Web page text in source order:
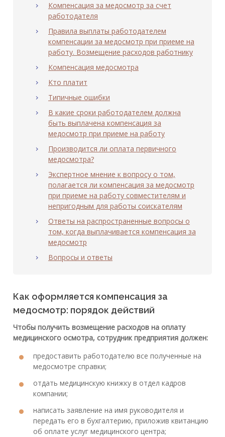
Компенсация за медосмотр за счет
работодателя
Правила выплаты работодателем
компенсации за медосмотр при приеме на
работу. Возмещение расходов работнику
Компенсация медосмотра
Кто платит
Типичные ошибки
В какие сроки работодателем должна
быть выплачена компенсация за
медосмотр при приеме на работу
Производится ли оплата первичного
медосмотра?
Экспертное мнение к вопросу о том,
полагается ли компенсация за медосмотр
при приеме на работу совместителям и
непригодным для работы соискателям
Ответы на распространенные вопросы о
том, когда выплачивается компенсация за
медосмотр
Вопросы и ответы
Как оформляется компенсация за
медосмотр: порядок действий
Чтобы получить возмещение расходов на оплату
медицинского осмотра, сотрудник предприятия должен:
предоставить работодателю все полученные на
медосмотре справки;
отдать медицинскую книжку в отдел кадров
компании;
написать заявление на имя руководителя и
передать его в бухгалтерию, приложив квитанцию
об оплате услуг медицинского центра;